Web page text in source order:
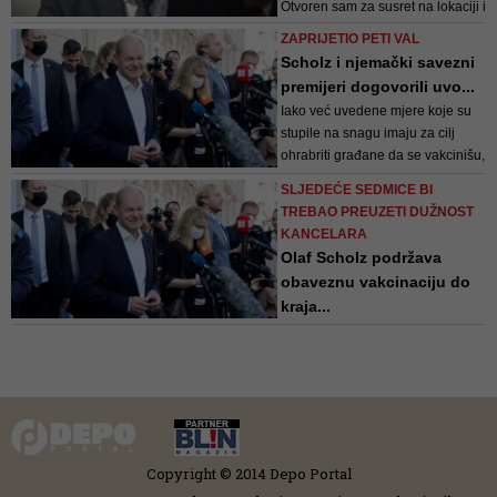
je rat ‘90-ih
Otvoren sam za susret na lokaciji i
neutralnom terenu po vašem
izboru, ili u nekoj od vaših
institucija, napisao je Dodik
ZAPRIJETIO PETI VAL
Scholz i njemački savezni
premijeri dogovorili uvo...
Iako već uvedene mjere koje su
stupile na snagu imaju za cilj
ohrabriti građane da se vakcinišu,
peti val zaprijetio je Njemačkoj,
posebno nakon pojave omikron
SLJEDEĆE SEDMICE BI
TREBAO PREUZETI DUŽNOST
KANCELARA
Olaf Scholz podržava
obaveznu vakcinaciju do
kraja...
međustranačku inicijativu da
februara
Copyright © 2014 Depo Portal